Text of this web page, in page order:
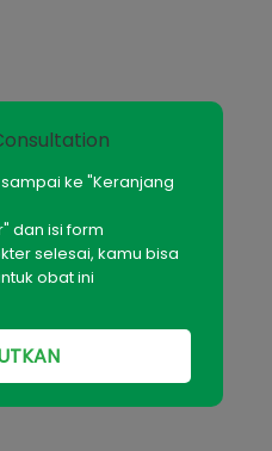
ke "Keranjang
dan isi form
selesai, kamu bisa
obat ini